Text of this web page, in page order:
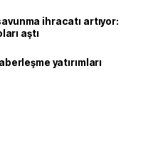
ihracatı artıyor:
aştı
yatırımları